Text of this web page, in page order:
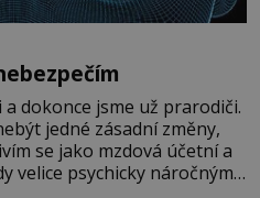
dokonce jsme už prarodiči.
jedné zásadní změny,
se jako mzdová účetní a
velice psychicky náročným